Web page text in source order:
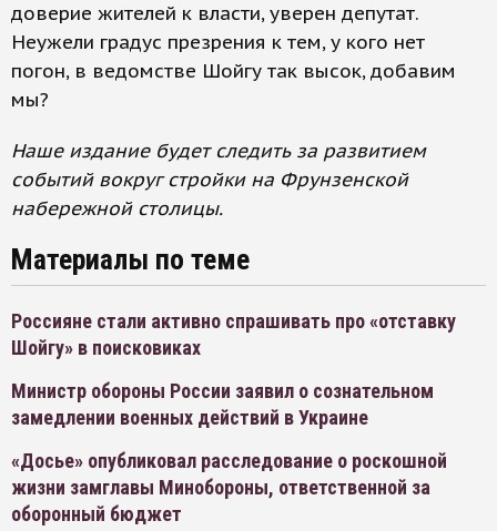
доверие жителей к власти, уверен депутат.
Неужели градус презрения к тем, у кого нет
погон, в ведомстве Шойгу так высок, добавим
мы?
Наше издание будет следить за развитием
событий вокруг стройки на Фрунзенской
набережной столицы.
Материалы по теме
Россияне стали активно спрашивать про «отставку
Шойгу» в поисковиках
Министр обороны России заявил о сознательном
замедлении военных действий в Украине
«Досье» опубликовал расследование о роскошной
жизни замглавы Минобороны, ответственной за
оборонный бюджет